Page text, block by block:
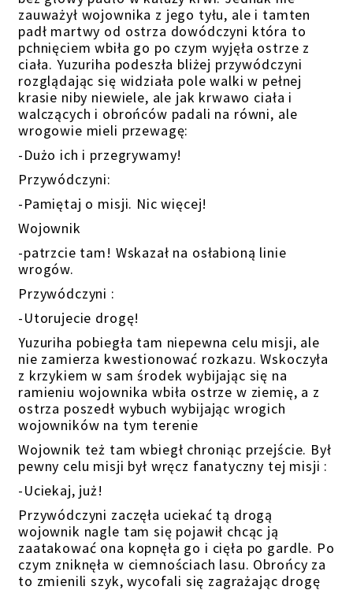
zauważył wojownika z jego tyłu, ale i tamten
padł martwy od ostrza dowódczyni która to
pchnięciem wbiła go po czym wyjęła ostrze z
ciała. Yuzuriha podeszła bliżej przywódczyni
rozglądając się widziała pole walki w pełnej
krasie niby niewiele, ale jak krwawo ciała i
walczących i obrońców padali na równi, ale
wrogowie mieli przewagę:
-Dużo ich i przegrywamy!
Przywódczyni:
-Pamiętaj o misji. Nic więcej!
Wojownik
-patrzcie tam! Wskazał na osłabioną linie
wrogów.
Przywódczyni :
-Utorujecie drogę!
Yuzuriha pobiegła tam niepewna celu misji, ale
nie zamierza kwestionować rozkazu. Wskoczyła
z krzykiem w sam środek wybijając się na
ramieniu wojownika wbiła ostrze w ziemię, a z
ostrza poszedł wybuch wybijając wrogich
wojowników na tym terenie
Wojownik też tam wbiegł chroniąc przejście. Był
pewny celu misji był wręcz fanatyczny tej misji :
-Uciekaj, już!
Przywódczyni zaczęła uciekać tą drogą
wojownik nagle tam się pojawił chcąc ją
zaatakować ona kopnęła go i cięła po gardle. Po
czym zniknęła w ciemnościach lasu. Obrońcy za
to zmienili szyk, wycofali się zagrażając drogę